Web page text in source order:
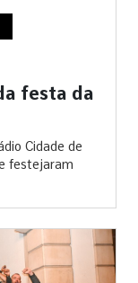
festa da
Cidade de
festejaram